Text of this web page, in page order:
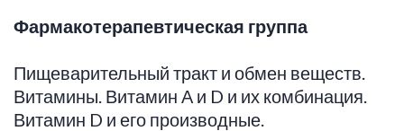
Фармакотерапевтическая группа
Пищеварительный тракт и обмен веществ.
Витамины. Витамин А и D и их комбинация.
Витамин D и его производные.